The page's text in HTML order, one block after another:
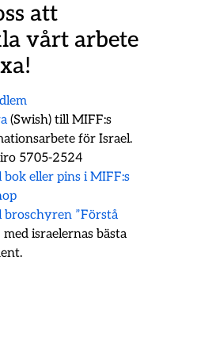
att
vårt arbete
(Swish) till MIFF:s
för Israel.
5705-2524
bok eller pins i MIFF:s
broschyren ”Förstå
med israelernas bästa